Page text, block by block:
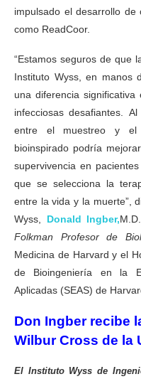
impulsado el desarrollo de
como ReadCoor.
“Estamos seguros de que
Instituto Wyss, en manos
una diferencia
infecciosas desafiantes.
entre el muestreo y el
bioinspirado podría
supervivencia en
que se selecciona la
entre la vida y la muerte”,
Wyss, Donald Ingber,
Folkman Profesor de
Medicina de Harvard y el
de Bioingeniería en la
Aplicadas (SEAS) de
Don Ingber recibe
Wilbur Cross de la
El Instituto Wyss de